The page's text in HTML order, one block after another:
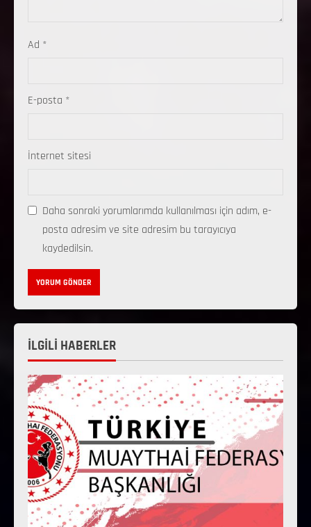
Ad *
E-posta *
İnternet sitesi
Daha sonraki yorumlarımda kullanılması için adım, e-
posta adresim ve site adresim bu tarayıcıya
kaydedilsin.
İLGİLİ HABERLER